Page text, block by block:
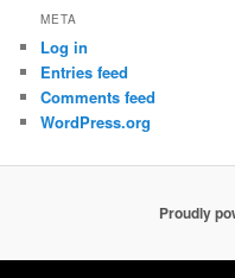
META
Log in
Entries feed
Comments feed
WordPress.org
Proudly